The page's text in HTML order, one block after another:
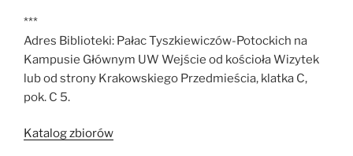
***
Adres Biblioteki: Pałac Tyszkiewiczów-Potockich na
Kampusie Głównym UW Wejście od kościoła Wizytek
lub od strony Krakowskiego Przedmieścia, klatka C,
pok. C 5.
Katalog zbiorów